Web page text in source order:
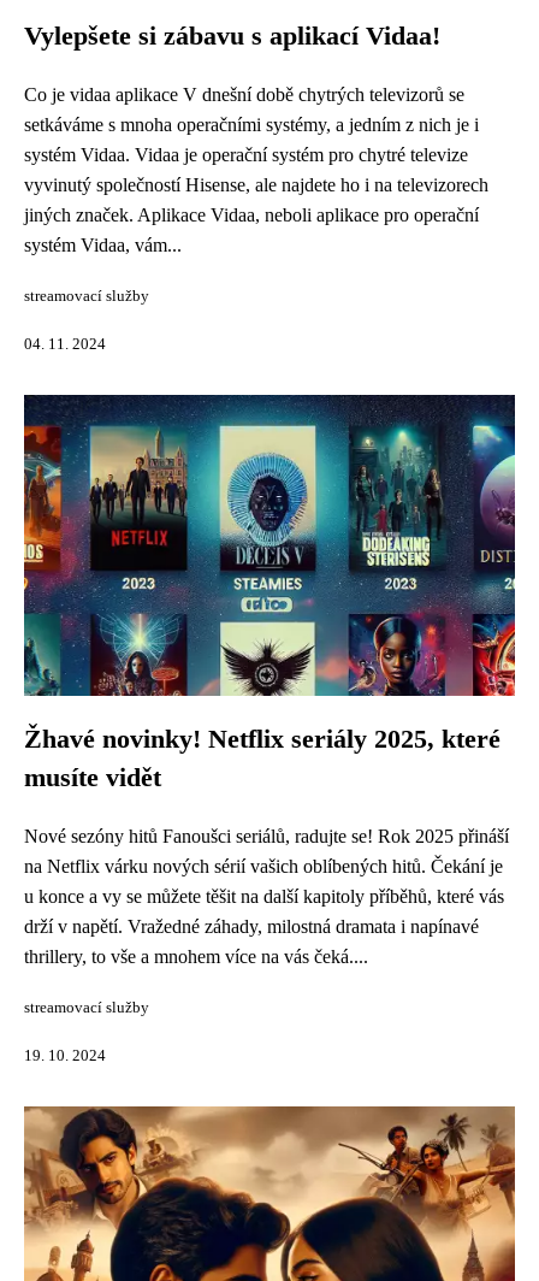
Vylepšete si zábavu s aplikací Vidaa!
Co je vidaa aplikace V dnešní době chytrých televizorů se
setkáváme s mnoha operačními systémy, a jedním z nich je i
systém Vidaa. Vidaa je operační systém pro chytré televize
vyvinutý společností Hisense, ale najdete ho i na televizorech
jiných značek. Aplikace Vidaa, neboli aplikace pro operační
systém Vidaa, vám...
streamovací služby
04. 11. 2024
Žhavé novinky! Netflix seriály 2025, které
musíte vidět
Nové sezóny hitů Fanoušci seriálů, radujte se! Rok 2025 přináší
na Netflix várku nových sérií vašich oblíbených hitů. Čekání je
u konce a vy se můžete těšit na další kapitoly příběhů, které vás
drží v napětí. Vražedné záhady, milostná dramata i napínavé
thrillery, to vše a mnohem více na vás čeká....
streamovací služby
19. 10. 2024